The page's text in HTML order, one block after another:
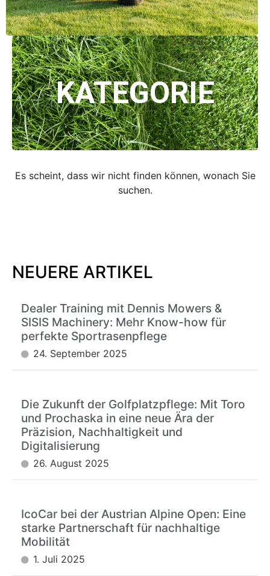
KATEGORIE
Es scheint, dass wir nicht finden können, wonach Sie
suchen.
NEUERE ARTIKEL
Dealer Training mit Dennis Mowers &
SISIS Machinery: Mehr Know-how für
perfekte Sportrasenpflege
24. September 2025
Die Zukunft der Golfplatzpflege: Mit Toro
und Prochaska in eine neue Ära der
Präzision, Nachhaltigkeit und
Digitalisierung
26. August 2025
IcoCar bei der Austrian Alpine Open: Eine
starke Partnerschaft für nachhaltige
Mobilität
1. Juli 2025